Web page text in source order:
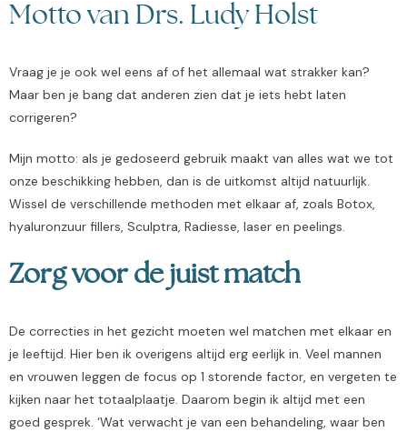
Motto van Drs. Ludy Holst
Vraag je je ook wel eens af of het allemaal wat strakker kan?
Maar ben je bang dat anderen zien dat je iets hebt laten
corrigeren?
Mijn motto: als je gedoseerd gebruik maakt van alles wat we tot
onze beschikking hebben, dan is de uitkomst altijd natuurlijk.
Wissel de verschillende methoden met elkaar af, zoals Botox,
hyaluronzuur fillers, Sculptra, Radiesse, laser en peelings.
Zorg voor de juist match
De correcties in het gezicht moeten wel matchen met elkaar en
je leeftijd. Hier ben ik overigens altijd erg eerlijk in. Veel mannen
en vrouwen leggen de focus op 1 storende factor, en vergeten te
kijken naar het totaalplaatje. Daarom begin ik altijd met een
goed gesprek. ‘Wat verwacht je van een behandeling, waar ben